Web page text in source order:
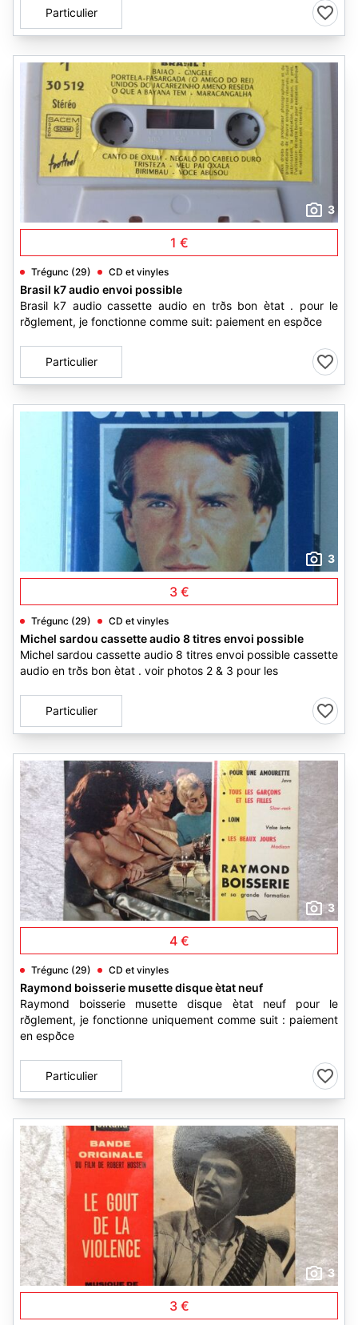
Particulier
3
1 €
Trégunc (29) CD et vinyles
Brasil k7 audio envoi possible
Brasil k7 audio cassette audio en trðs bon ètat . pour le
rðglement, je fonctionne comme suit: paiement en espðce
Particulier
3
3 €
Trégunc (29) CD et vinyles
Michel sardou cassette audio 8 titres envoi possible
Michel sardou cassette audio 8 titres envoi possible cassette
audio en trðs bon ètat . voir photos 2 & 3 pour les
Particulier
3
4 €
Trégunc (29) CD et vinyles
Raymond boisserie musette disque ètat neuf
Raymond boisserie musette disque ètat neuf pour le
rðglement, je fonctionne uniquement comme suit : paiement
en espðce
Particulier
3
3 €